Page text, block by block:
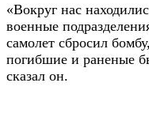
«Вокруг нас
военные
самолет сбросил
погибшие и раненые
сказал он.